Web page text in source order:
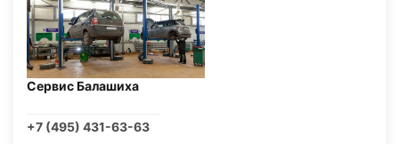
Сервис Балашиха
+7 (495) 431-63-63